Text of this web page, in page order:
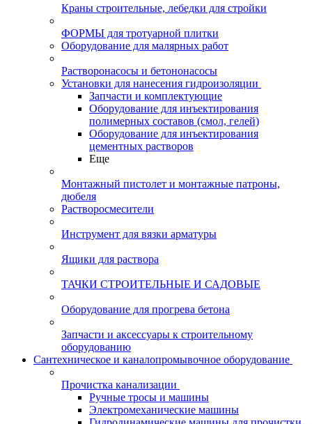
Краны строительные, лебедки для стройки
ФОРМЫ для тротуарной плитки
Оборудование для малярных работ
Растворонасосы и бетононасосы
Установки для нанесения гидроизоляции
Запчасти и комплектующие
Оборудование для инъектирования
полимерных составов (смол, гелей)
Оборудование для инъектирования
цементных растворов
Еще
Монтажный пистолет и монтажные патроны,
дюбеля
Растворосмесители
Инструмент для вязки арматуры
Ящики для раствора
ТАЧКИ СТРОИТЕЛЬНЫЕ И САДОВЫЕ
Оборудование для прогрева бетона
Запчасти и аксессуары к строительному
оборудованию
Сантехническое и каналопромывочное оборудование
Прочистка канализации
Ручные тросы и машины
Электромеханические машины